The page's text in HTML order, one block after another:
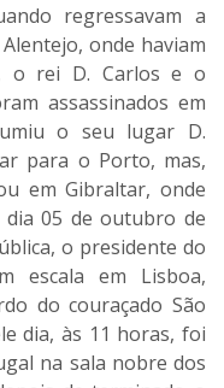
regressavam a
onde haviam
o rei D. Carlos e o
assassinados em
o seu lugar D.
para o Porto, mas,
em Gibraltar, onde
05 de outubro de
o presidente do
escala em Lisboa,
do couraçado São
dia, às 11 horas, foi
na sala nobre dos